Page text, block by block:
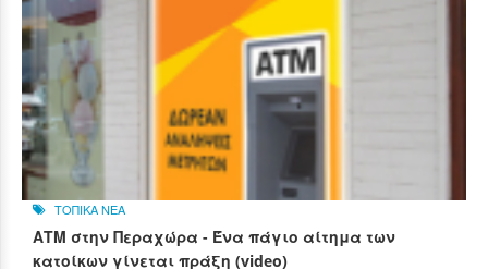
ΤΟΠΙΚΑ ΝΕΑ
ΑΤΜ στην Περαχώρα - Ένα πάγιο αίτημα των
κατοίκων γίνεται πράξη (video)